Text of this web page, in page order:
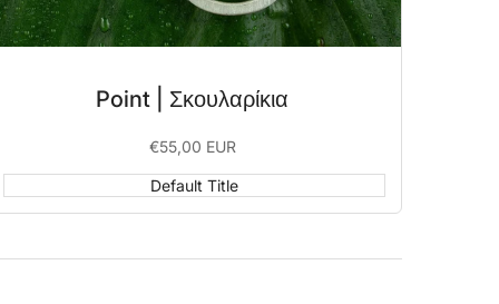
Point | Σκουλαρίκια
Sale
price
€55,00 EUR
Default Title